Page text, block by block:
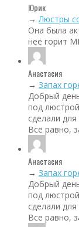
Юрик
→ Люстры
Она была
неё горит
Анастасия
→ Запах
Добрый
под
сделали
Все равно,
Анастасия
→ Запах
Добрый
под
сделали
Все равно,